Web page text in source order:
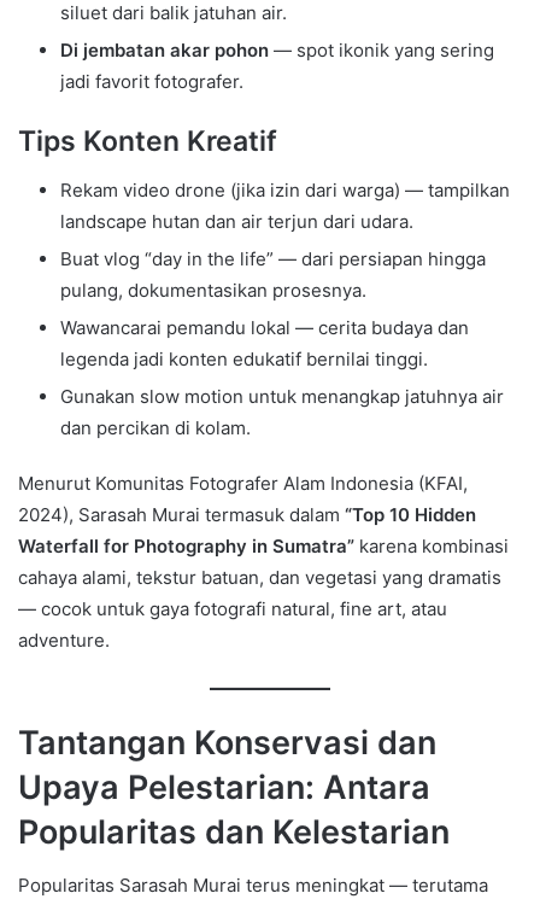
siluet dari balik jatuhan air.
Di jembatan akar pohon — spot ikonik yang sering
jadi favorit fotografer.
Tips Konten Kreatif
Rekam video drone (jika izin dari warga) — tampilkan
landscape hutan dan air terjun dari udara.
Buat vlog “day in the life” — dari persiapan hingga
pulang, dokumentasikan prosesnya.
Wawancarai pemandu lokal — cerita budaya dan
legenda jadi konten edukatif bernilai tinggi.
Gunakan slow motion untuk menangkap jatuhnya air
dan percikan di kolam.
Menurut Komunitas Fotografer Alam Indonesia (KFAI,
2024), Sarasah Murai termasuk dalam “Top 10 Hidden
Waterfall for Photography in Sumatra” karena kombinasi
cahaya alami, tekstur batuan, dan vegetasi yang dramatis
— cocok untuk gaya fotografi natural, fine art, atau
adventure.
Tantangan Konservasi dan
Upaya Pelestarian: Antara
Popularitas dan Kelestarian
Popularitas Sarasah Murai terus meningkat — terutama